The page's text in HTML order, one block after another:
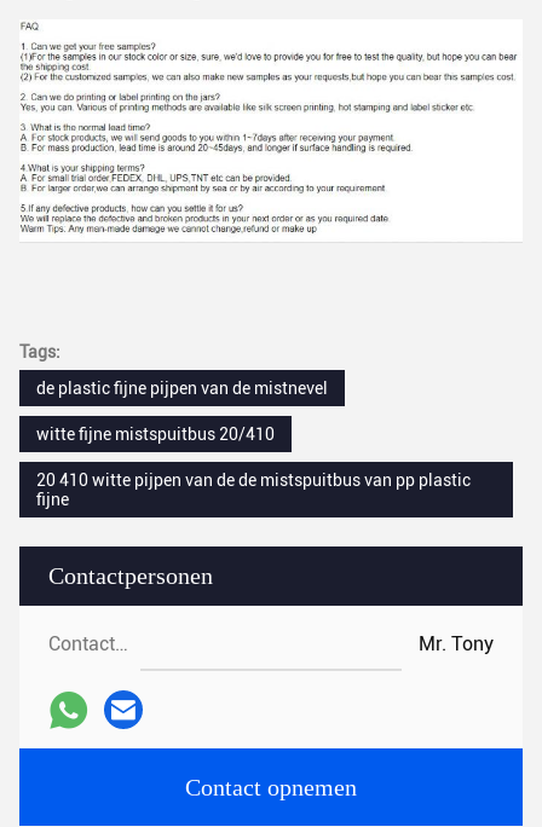
Contactpersonen
Contactpersonen: Mr. Tony
Contact opnemen
Tags:
de plastic fijne pijpen van de mistnevel
witte fijne mistspuitbus 20/410
20 410 witte pijpen van de de mistspuitbus van pp plastic
fijne